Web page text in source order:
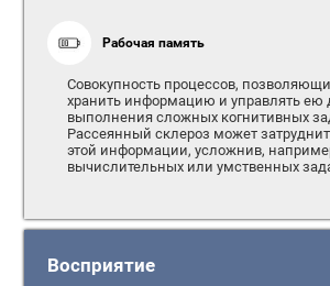
Рабочая память
Совокупность процессов,
хранить информацию и управлять ею
выполнения сложных когнитивных
Рассеянный склероз может
этой информации, усложнив,
вычислительных или умственных
Восприятие